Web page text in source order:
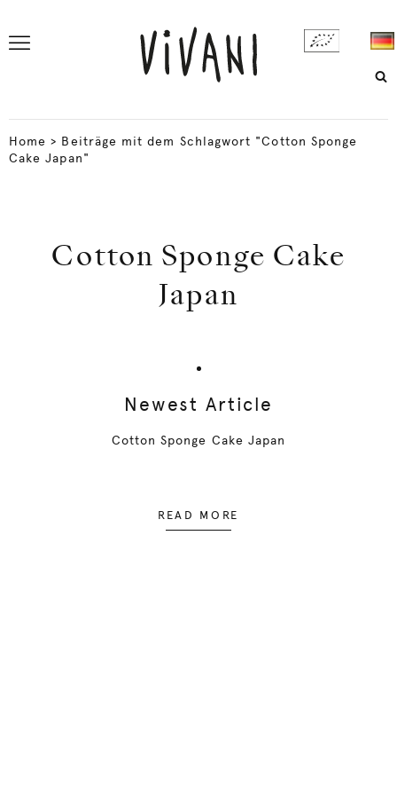
Home > Beiträge mit dem Schlagwort "Cotton Sponge
Cake Japan"
Cotton Sponge Cake
Japan
Newest Article
Cotton Sponge Cake Japan
READ MORE